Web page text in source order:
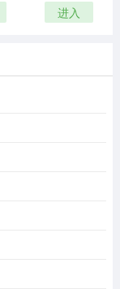
擦除、光盘复
件等，支持创建
的确小巧，但可
保证8x的刻录
工具
colorpix
进入